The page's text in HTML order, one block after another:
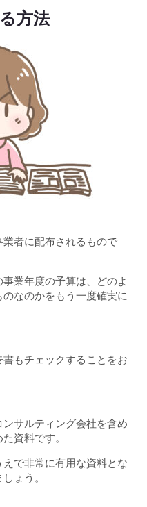
方法
者に配布されるもので
業年度の予算は、どのよ
なのかをもう一度確実に
もチェックすることをお
サルティング会社を含め
資料です。
で非常に有用な資料とな
ょう。